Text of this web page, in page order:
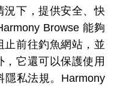
況下，提供安全、快
Browse 能夠
止前往釣魚網站，並
，它還可以保護使用
隱私法規。Harmony